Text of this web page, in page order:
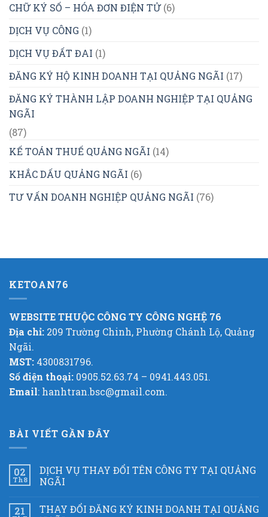
CHỮ KÝ SỐ – HÓA ĐƠN ĐIỆN TỬ(6)
DỊCH VỤ CÔNG (1)
DỊCH VỤ ĐẤT ĐAI (1)
ĐĂNG KÝ HỘ KINH DOANH TẠI QUẢNG NGÃI (17)
ĐĂNG KÝ THÀNH LẬP DOANH NGHIỆP TẠI QUẢNG
NGÃI
(87)
KẾ TOÁN THUẾ QUẢNG NGÃI (14)
KHẮC DẤU QUẢNG NGÃI (6)
TƯ VẤN DOANH NGHIỆP QUẢNG NGÃI (76)
KETOAN76
WEBSITE THUỘC CÔNG TY CÔNG NGHỆ 76
Địa chỉ: 209 Trường Chinh, Phường Chánh Lộ, Quảng
Ngãi.
MST: 4300831796.
Số điện thoại: 0905.52.63.74 – 0941.443.051.
Email: hanhtran.bsc@gmail.com.
BÀI VIẾT GẦN ĐÂY
02
Th8
DỊCH VỤ THAY ĐỔI TÊN CÔNG TY TẠI QUẢNG
NGÃI
21
THAY ĐỔI ĐĂNG KÝ KINH DOANH TẠI QUẢNG